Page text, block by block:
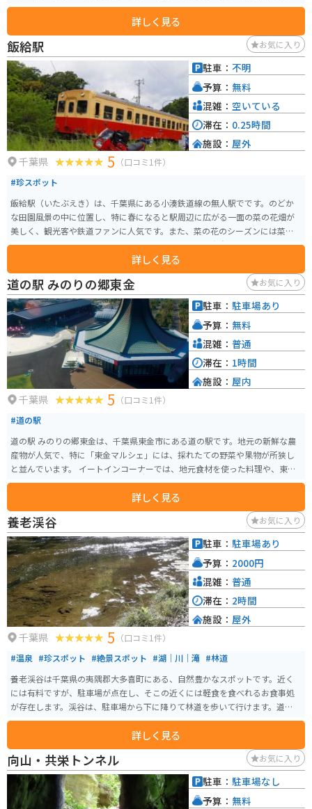
かです。
詳しく見る
飯給駅 お気に入り
千葉県 5 （口コミ1件）
#珍スポット
飯給駅（いたぶえき）は、千葉県にある小湊鉄道線の無人駅でです。のどか
な田園風景の中に位置し、特に春になると駅周辺に広がる一面の菜の花畑が
美しく、観光客や鉄道ファンに人気です。また、菜の花のシーズンには菜の
花と列車のコントラストを楽しむことができます。駅舎自体は非常にシンプ
ルで、趣のある木造の待合室が趣があります。 この駅の一番の特徴は「世界
一大きなトイレ」が設置されていることです。丸太で覆われた中に草原の真
ん中にポツンとガラス張りのトイレが設置されています。残念ながら女性専
用のトイレのため、男性は使用することはできません。
詳しく見る
駐車： 不明
予算： 無料
混雑： 空いている
滞在： 0.25時間
施設： 屋外
道の駅 みのりの郷東金 お気に入り
千葉県 5 （口コミ1件）
#道の駅
道の駅 みのりの郷東金は、千葉県東金市にある道の駅です。地元の新鮮な農
産物が人気で、特に「東金マルシェ」には、採れたての野菜や果物が所狭し
と並んでいます。 イートインコーナーでは、地元食材を使った料理や、東金
市のブランド豚「東金بوسو」を使ったカツカレーなどが楽しめます。 バイク
で訪れる場合、道の駅には広々とした駐車場が完備されているので安心で
す。周辺には、九十九里浜や東金城跡など、観光スポットも点在しているの
で、ツーリングの拠点としてもおすすめです。 道の駅 みのりの郷東金で、地
元の美味しいものを堪能したり、周辺の観光を楽しんでみてはいかがでしょ
うか。
詳しく見る
駐車： 駐車場あり
予算： 無料
混雑： 普通
滞在： 1時間
施設： 屋内
養老渓谷 お気に入り
千葉県 5 （口コミ1件）
#温泉 #珍スポット #絶景スポット #湖｜川｜滝 #林道
養老渓谷は千葉県の夷隅郡大多喜町にある、自然豊かなスポットです。近く
には有料ですが、駐車場が点在し、そこの近くには軽食を食べれるお食事処
が存在します。渓谷は、駐車場から下に降りて林道を歩いて行けます。道は滑
りやすいので、気をつけてください。
詳しく見る
駐車： 駐車場あり
予算： 2000円
混雑： 普通
滞在： 2時間
施設： 屋外
向山・共栄トンネル お気に入り
駐車： 駐車場なし
予算： 無料